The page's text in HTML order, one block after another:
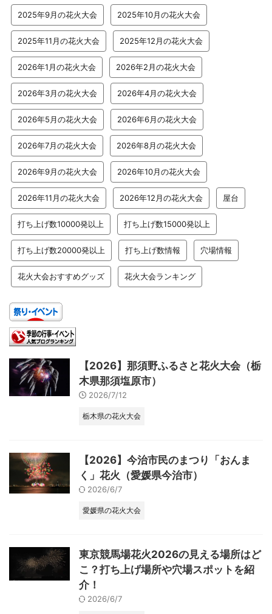
2025年9月の花火大会 2025年10月の花火大会
2025年11月の花火大会 2025年12月の花火大会
2026年1月の花火大会 2026年2月の花火大会
2026年3月の花火大会 2026年4月の花火大会
2026年5月の花火大会 2026年6月の花火大会
2026年7月の花火大会 2026年8月の花火大会
2026年9月の花火大会 2026年10月の花火大会
2026年11月の花火大会 2026年12月の花火大会 屋台
打ち上げ数10000発以上 打ち上げ数15000発以上
打ち上げ数20000発以上 打ち上げ数情報 穴場情報
花火大会おすすめグッズ 花火大会ランキング
【2026】那須野ふるさと花火大会（栃
木県那須塩原市）
2026/7/12
栃木県の花火大会
【2026】今治市民のまつり「おんま
く」花火（愛媛県今治市）
2026/6/7
愛媛県の花火大会
東京競馬場花火2026の見える場所はど
こ？打ち上げ場所や穴場スポットを紹
介！
2026/6/7